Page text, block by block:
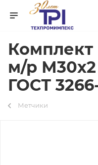
Комплект
м/р М30х2
ГОСТ
Метчики